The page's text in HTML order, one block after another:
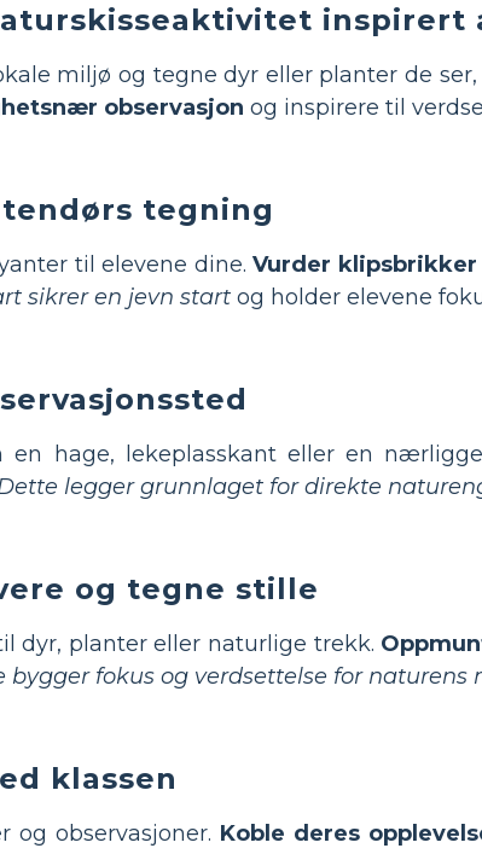
inspirert
miljø og tegne dyr eller planter de
observasjon og inspirere til
tegning
til elevene dine.Vurder
sikrer en jevn start og holder elevene
hage, lekeplasskant eller en
legger grunnlaget for direkte
og tegne stille
dyr, planter eller naturlige trekk.
bygger fokus og verdsettelse for naturens
klassen
og observasjoner. Koble deres